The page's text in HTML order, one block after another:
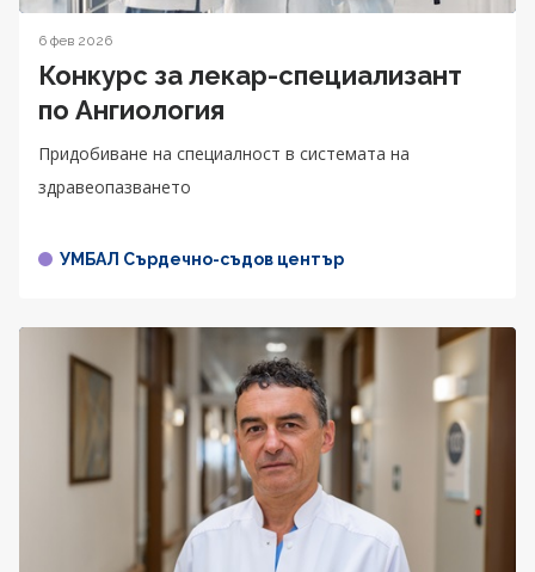
6 фев 2026
Конкурс за лекар-специализант
по Ангиология
Придобиване на специалност в системата на
здравеопазването
УМБАЛ Сърдечно-съдов център